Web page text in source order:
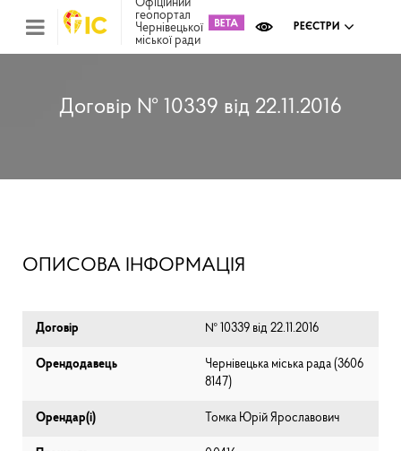
Офіційний
геопортал
Чернівецької
міської ради
РЕЄСТРИ
Договір № 10339 від 22.11.2016
ОПИСОВА ІНФОРМАЦІЯ
Договір № 10339 від 22.11.2016
Орендодавець
Чернівецька міська рада (⁨3606
8147⁩)
Орендар(і) Томка Юрій Ярославович